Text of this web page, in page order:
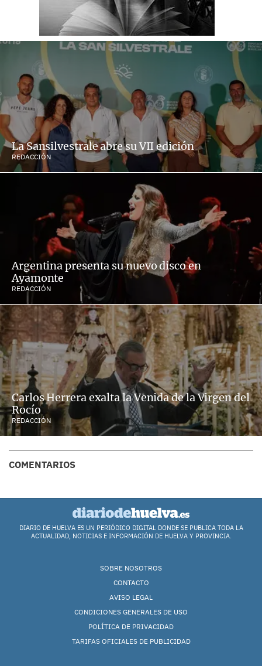
La Sansilvestrale abre su VII edición
REDACCIÓN
Argentina presenta su nuevo disco en
Ayamonte
REDACCIÓN
Carlos Herrera exalta la Venida de la Virgen del
Rocío
REDACCIÓN
COMENTARIOS
DIARIO DE HUELVA ES UN PERIÓDICO DIGITAL DONDE SE PUBLICA TODA LA
ACTUALIDAD, NOTICIAS E INFORMACIÓN DE HUELVA Y PROVINCIA.
SOBRE NOSOTROS
CONTACTO
AVISO LEGAL
CONDICIONES GENERALES DE USO
POLÍTICA DE PRIVACIDAD
TARIFAS OFICIALES DE PUBLICIDAD